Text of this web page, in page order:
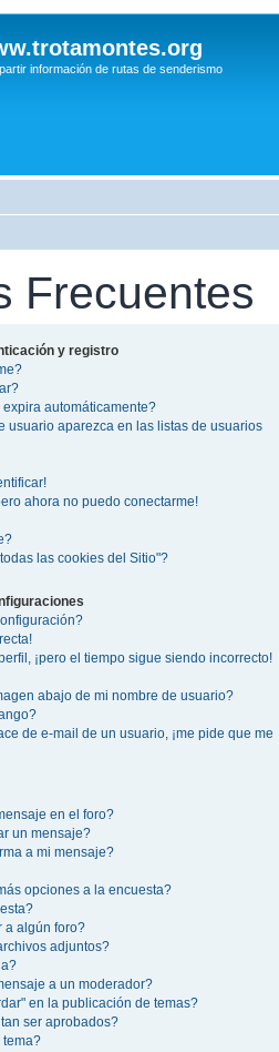
información de rutas de senderismo
Frecuentes
y registro
automáticamente?
usuario aparezca en las listas de usuarios
ahora no puedo conectarme!
las cookies del Sitio"?
¡pero el tiempo sigue siendo incorrecto!
abajo de mi nombre de usuario?
de e-mail de un usuario, ¡me pide que me
en el foro?
un mensaje?
a mi mensaje?
opciones a la encuesta?
a algún foro?
adjuntos?
a un moderador?
en la publicación de temas?
ser aprobados?
tema?